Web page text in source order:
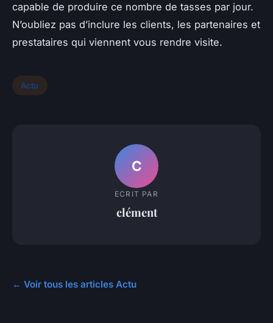
capable de produire ce nombre de tasses par jour.
N’oubliez pas d’inclure les clients, les partenaires et
prestataires qui viennent vous rendre visite.
Actu
C
ECRIT PAR
clément
← Voir tous les articles Actu